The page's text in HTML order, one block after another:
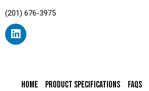
(201) 676-3975
HOME PRODUCT SPECIFICATIONS FAQS